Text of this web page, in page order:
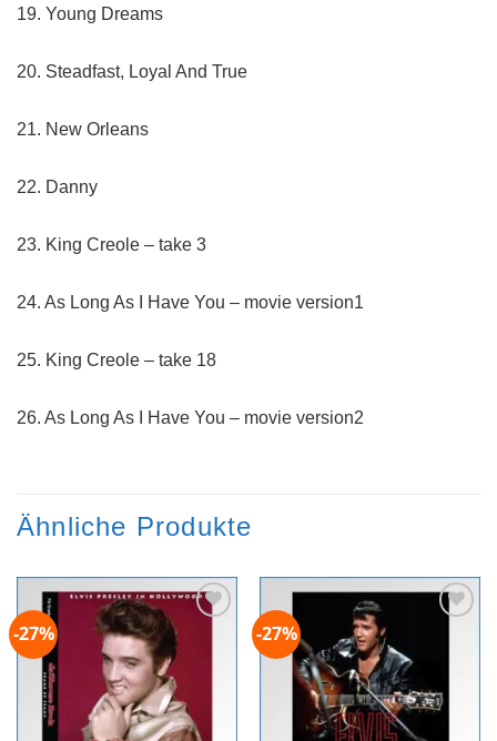
19. Young Dreams
20. Steadfast, Loyal And True
21. New Orleans
22. Danny
23. King Creole – take 3
24. As Long As I Have You – movie version1
25. King Creole – take 18
26. As Long As I Have You – movie version2
Ähnliche Produkte
-27%
Wunschliste
hinzufügen
-27%
Wunschliste
hinzufügen